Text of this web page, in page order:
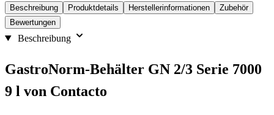
Beschreibung Produktdetails Herstellerinformationen
Zubehör
Bewertungen
Beschreibung
GastroNorm-Behälter GN 2/3 Serie 7000
9 l von Contacto